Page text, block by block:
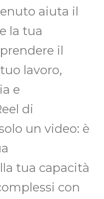
aiuta il
la tua
il
lavoro,
e
di
un video: è
tua capacità
con